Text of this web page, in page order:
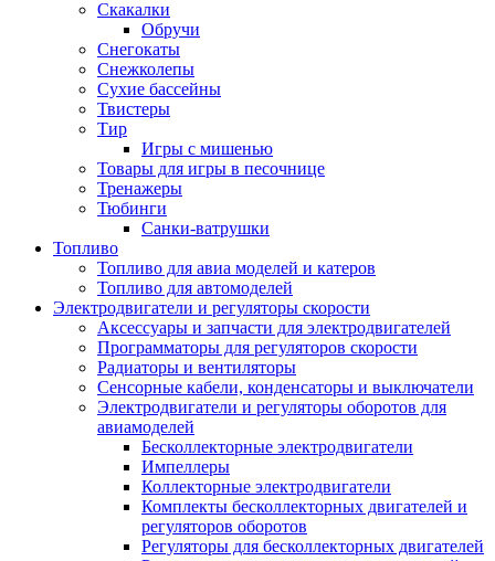
Скакалки
Обручи
Снегокаты
Снежколепы
Сухие бассейны
Твистеры
Тир
Игры с мишенью
Товары для игры в песочнице
Тренажеры
Тюбинги
Санки-ватрушки
Топливо
Топливо для авиа моделей и катеров
Топливо для автомоделей
Электродвигатели и регуляторы скорости
Аксессуары и запчасти для электродвигателей
Программаторы для регуляторов скорости
Радиаторы и вентиляторы
Сенсорные кабели, конденсаторы и выключатели
Электродвигатели и регуляторы оборотов для
авиамоделей
Бесколлекторные электродвигатели
Импеллеры
Коллекторные электродвигатели
Комплекты бесколлекторных двигателей и
регуляторов оборотов
Регуляторы для бесколлекторных двигателей